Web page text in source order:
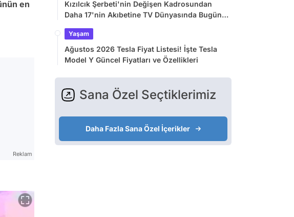
en
Reklam
Kızılcık Şerbeti'nin Değişen Kadrosundan
Daha 17'nin Akıbetine TV Dünyasında Bugün
Yaşam
Ağustos 2026 Tesla Fiyat Listesi! İşte Tesla
Model Y Güncel Fiyatları ve Özellikleri
Sana Özel Seçtiklerimiz
Daha Fazla Sana Özel İçerikler